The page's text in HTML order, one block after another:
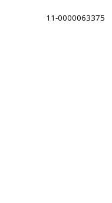
11-0000063375